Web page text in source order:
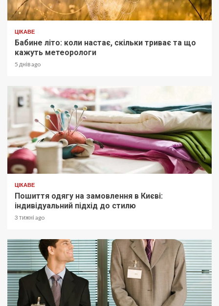
ЦІКАВЕ
Бабине літо: коли настає, скільки триває та що
кажуть метеорологи
5 днів ago
ЦІКАВЕ
Пошиття одягу на замовлення в Києві:
індивідуальний підхід до стилю
3 тижні ago